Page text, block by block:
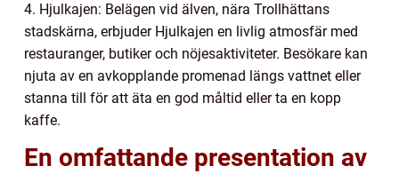
4. Hjulkajen: Belägen vid älven, nära Trollhättans
stadskärna, erbjuder Hjulkajen en livlig atmosfär med
restauranger, butiker och nöjesaktiviteter. Besökare kan
njuta av en avkopplande promenad längs vattnet eller
stanna till för att äta en god måltid eller ta en kopp
kaffe.
En omfattande presentation av